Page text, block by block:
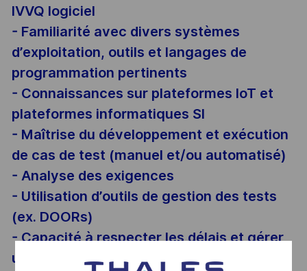
IVVQ logiciel
- Familiarité avec divers systèmes
d’exploitation, outils et langages de
programmation pertinents
- Connaissances sur plateformes IoT et
plateformes informatiques SI
- Maîtrise du développement et exécution
de cas de test (manuel et/ou automatisé)
- Analyse des exigences
- Utilisation d’outils de gestion des tests
(ex. DOORs)
- Capacité à respecter les délais et gérer
un budget équilibré